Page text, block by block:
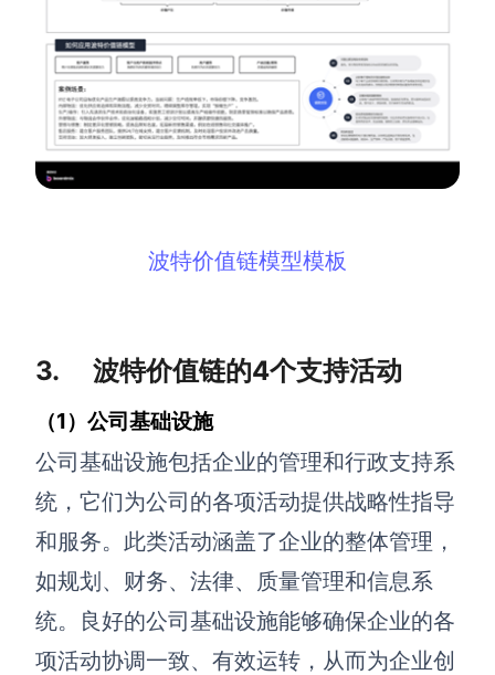
波特价值链模型模板
3. 波特价值链的4个支持活动
（1）公司基础设施
公司基础设施包括企业的管理和行政支持系
统，它们为公司的各项活动提供战略性指导
和服务。此类活动涵盖了企业的整体管理，
如规划、财务、法律、质量管理和信息系
统。良好的公司基础设施能够确保企业的各
项活动协调一致、有效运转，从而为企业创